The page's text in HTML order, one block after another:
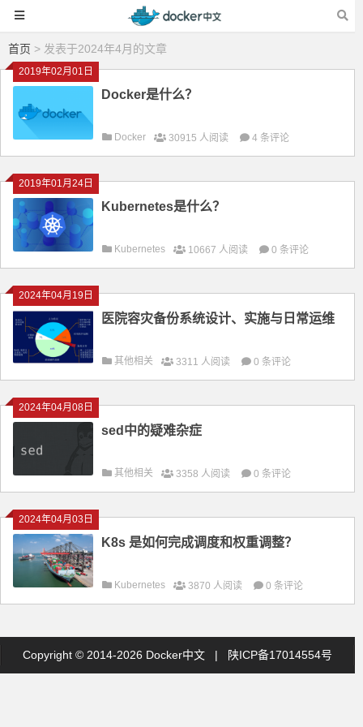
首页 > 发表于2024年4月的文章
2019年02月01日
Docker是什么？
Docker 30915 人阅读 4 条评论
2019年01月24日
Kubernetes是什么？
Kubernetes 10667 人阅读 0 条评论
2024年04月19日
医院容灾备份系统设计、实施与日常运维
其他相关 3311 人阅读 0 条评论
2024年04月08日
sed中的疑难杂症
其他相关 3358 人阅读 0 条评论
2024年04月03日
K8s 是如何完成调度和权重调整？
Kubernetes 3870 人阅读 0 条评论
Copyright © 2014-2026 Docker中文 | 陕ICP备17014554号